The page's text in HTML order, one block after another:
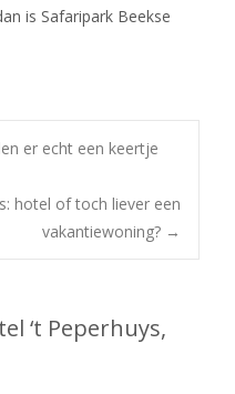
is Safaripark Beekse
er echt een keertje
hotel of toch liever een
vakantiewoning? →
‘t Peperhuys,